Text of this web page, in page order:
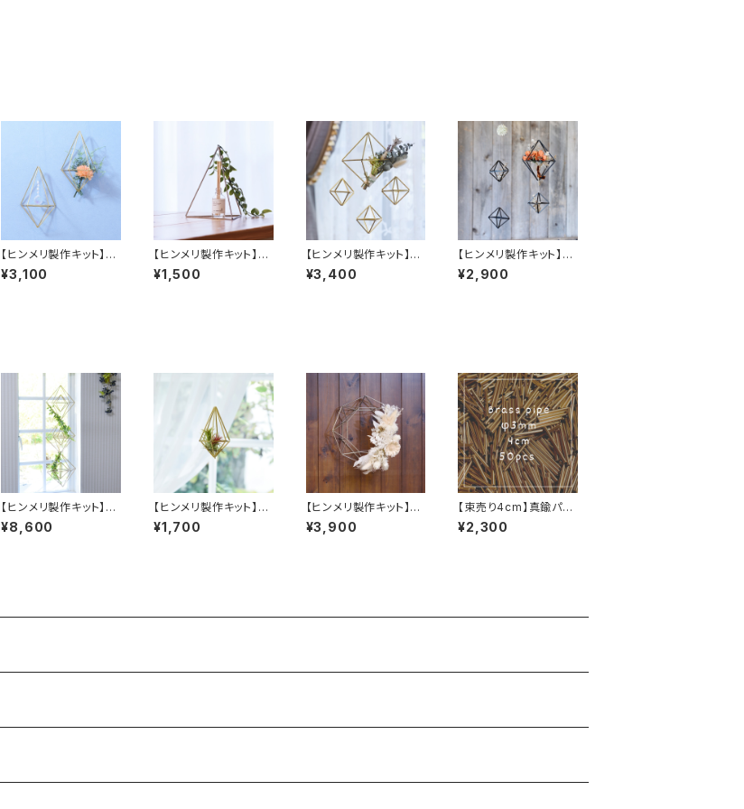
【ヒンメリ製作キット】し
ずく形壁掛けタイプ 真
鍮製
¥3,100
【ヒンメリ製作キット】三
角錐（Ｍ）ステンレス製
¥1,500
【ヒンメリ製作キット】基
本の正八面体セット
真鍮製
¥3,400
【ヒンメリ製作キット】基
本の正八面体セット
黒アルマイト製
¥2,900
【ヒンメリ製作キット】大
きな正八面体セット 真
鍮製
¥8,600
【ヒンメリ製作キット】し
ずく形（Ｓ）吊り下げタイ
プ 真鍮製
¥1,700
【ヒンメリ製作キット】リ
ース（S）ステンレス製
¥3,900
【束売り4cm】真鍮パイ
プ 50本
¥2,300